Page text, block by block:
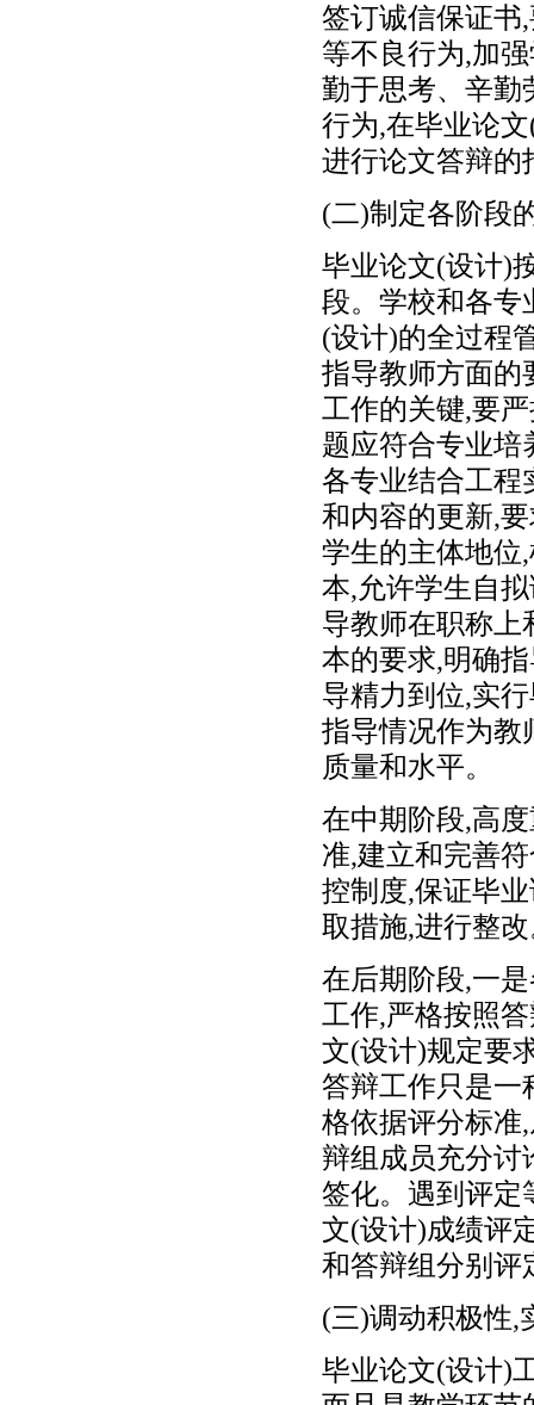
签订诚信保证书
等不良行为,加
勤于思考、辛勤
行为,在毕业论
进行论文答辩的
(二)制定各阶段
毕业论文(设计)
段。学校和各专
(设计)的全过程
指导教师方面的
工作的关键,要
题应符合专业培
各专业结合工程
和内容的更新,
学生的主体地位
本,允许学生自
导教师在职称上
本的要求,明确
导精力到位,实
指导情况作为教
质量和水平。
在中期阶段,高
准,建立和完善
控制度,保证毕
取措施,进行整
在后期阶段,一
工作,严格按照
文(设计)规定要
答辩工作只是一
格依据评分标准
辩组成员充分讨
签化。遇到评定
文(设计)成绩评
和答辩组分别评
(三)调动积极性,
毕业论文(设计)